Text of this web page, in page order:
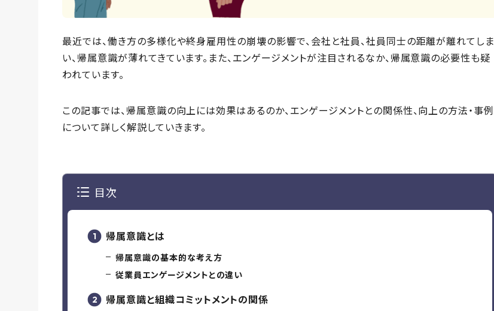
最近では、働き方の多様化や終身雇用性の崩壊の影響で、会社と社員、社員同士の距離が離れてしま
い、帰属意識が薄れてきています。また、エンゲージメントが注目されるなか、帰属意識の必要性も疑
われています。
この記事では、帰属意識の向上には効果はあるのか、エンゲージメントとの関係性、向上の方法・事例
について詳しく解説していきます。
目次
帰属意識とは
帰属意識の基本的な考え方
従業員エンゲージメントとの違い
帰属意識と組織コミットメントの関係